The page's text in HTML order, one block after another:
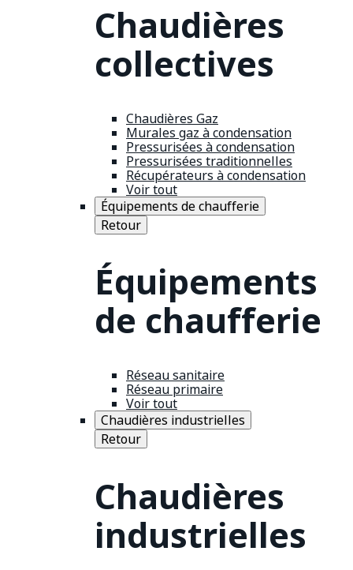
Chaudières
collectives
Chaudières Gaz
Murales gaz à condensation
Pressurisées à condensation
Pressurisées traditionnelles
Récupérateurs à condensation
Voir tout
Équipements de chaufferie
Retour
Équipements
de chaufferie
Réseau sanitaire
Réseau primaire
Voir tout
Chaudières industrielles
Retour
Chaudières
industrielles